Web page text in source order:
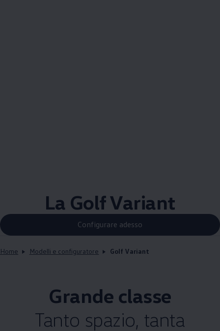
La Golf Variant
Configurare adesso
Home Modelli e configuratore Golf Variant
Grande classe
Tanto spazio, tanta